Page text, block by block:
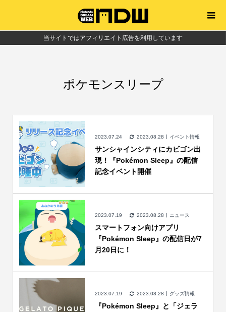
当サイトではアフィリエイト広告を利用しています
ポケモンスリープ
2023.07.24 2023.08.28 イベント情報
サンシャインシティにカビゴン出
現！『Pokémon Sleep』の配信
記念イベント開催
2023.07.19 2023.08.28 ニュース
スマートフォン向けアプリ
『Pokémon Sleep』の配信日が7
月20日に！
2023.07.19 2023.08.28 グッズ情報
『Pokémon Sleep』と「ジェラ